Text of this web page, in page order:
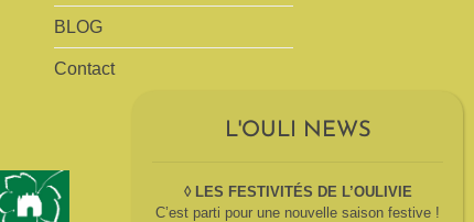
BLOG
Contact
◊ LES FESTIVITÉS DE L’OULIVIE
C’est parti pour une nouvelle saison festive !